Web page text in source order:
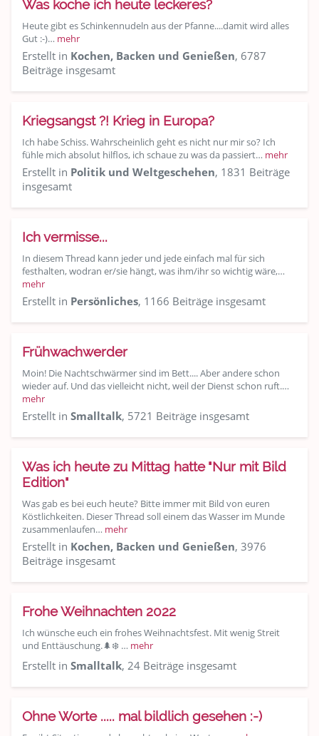
Was koche ich heute leckeres?
Heute gibt es Schinkennudeln aus der Pfanne....damit wird alles
Gut :-)… mehr
Erstellt in Kochen, Backen und Genießen, 6787
Beiträge insgesamt
Kriegsangst ?! Krieg in Europa?
Ich habe Schiss. Wahrscheinlich geht es nicht nur mir so? Ich
fühle mich absolut hilflos, ich schaue zu was da passiert… mehr
Erstellt in Politik und Weltgeschehen, 1831 Beiträge
insgesamt
Ich vermisse...
In diesem Thread kann jeder und jede einfach mal für sich
festhalten, wodran er/sie hängt, was ihm/ihr so wichtig wäre,…
mehr
Erstellt in Persönliches, 1166 Beiträge insgesamt
Frühwachwerder
Moin! Die Nachtschwärmer sind im Bett.... Aber andere schon
wieder auf. Und das vielleicht nicht, weil der Dienst schon ruft.…
mehr
Erstellt in Smalltalk, 5721 Beiträge insgesamt
Was ich heute zu Mittag hatte "Nur mit Bild
Edition"
Was gab es bei euch heute? Bitte immer mit Bild von euren
Köstlichkeiten. Dieser Thread soll einem das Wasser im Munde
zusammenlaufen… mehr
Erstellt in Kochen, Backen und Genießen, 3976
Beiträge insgesamt
Frohe Weihnachten 2022
Ich wünsche euch ein frohes Weihnachtsfest. Mit wenig Streit
und Enttäuschung.🌲❄️ … mehr
Erstellt in Smalltalk, 24 Beiträge insgesamt
Ohne Worte ..... mal bildlich gesehen :-)